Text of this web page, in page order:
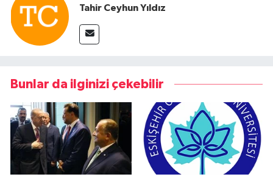
Tahir Ceyhun Yıldız
Bunlar da ilginizi çekebilir